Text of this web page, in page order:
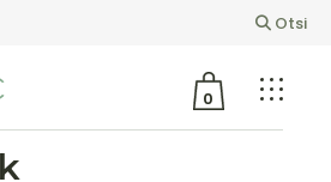
Otsi
0